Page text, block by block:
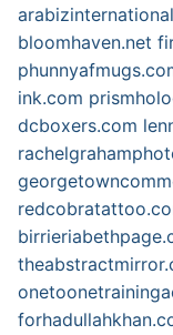
bloomhaven.net
ink.com
dcboxers.com